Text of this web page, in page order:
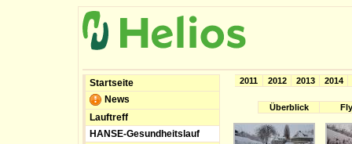
Startseite
News
Lauftreff
HANSE-Gesundheitslauf
2014
2013
2012
2011
Überblick